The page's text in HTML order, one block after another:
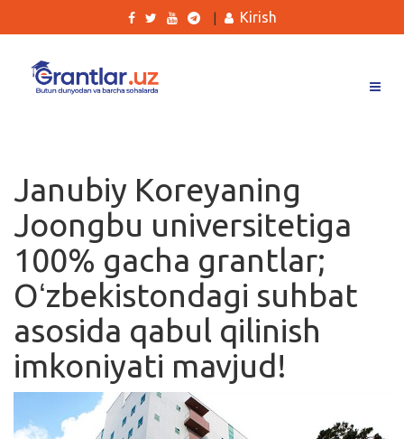
Ishlar
Kurslar
Blog
Yana
Kirish
Kirish
Janubiy Koreyaning
Joongbu universitetiga
100% gacha grantlar;
Oʻzbekistondagi suhbat
asosida qabul qilinish
imkoniyati mavjud!